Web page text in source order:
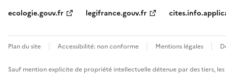
ecologie.gouv.fr
legifrance.gouv.fr
Plan du site Accessibilité: non conforme Mentions légales
Sauf mention explicite de propriété intellectuelle détenue par des tiers,